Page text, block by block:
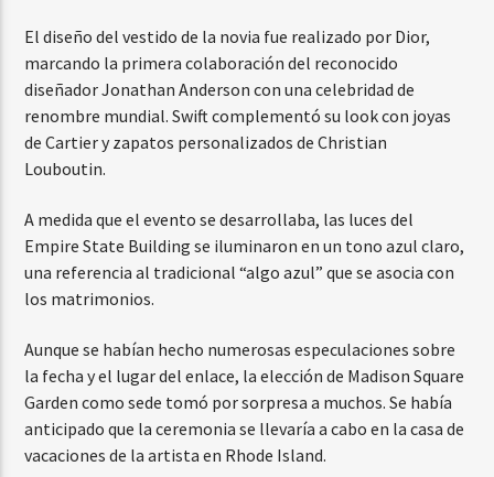
El diseño del vestido de la novia fue realizado por Dior,
marcando la primera colaboración del reconocido
diseñador Jonathan Anderson con una celebridad de
renombre mundial. Swift complementó su look con joyas
de Cartier y zapatos personalizados de Christian
Louboutin.
A medida que el evento se desarrollaba, las luces del
Empire State Building se iluminaron en un tono azul claro,
una referencia al tradicional “algo azul” que se asocia con
los matrimonios.
Aunque se habían hecho numerosas especulaciones sobre
la fecha y el lugar del enlace, la elección de Madison Square
Garden como sede tomó por sorpresa a muchos. Se había
anticipado que la ceremonia se llevaría a cabo en la casa de
vacaciones de la artista en Rhode Island.